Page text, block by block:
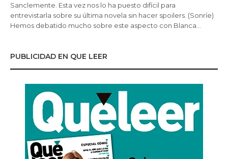
Sanclemente. Esta vez nos lo ha puesto difícil para
entrevistarla sobre su última novela sin hacer spoilers. (Sonríe)
Hemos debatido mucho sobre este aspecto con Blanca…
PUBLICIDAD EN QUE LEER